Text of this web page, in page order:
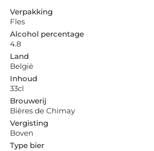
Verpakking
Fles
Alcohol percentage
4.8
Land
België
Inhoud
33cl
Brouwerij
Bières de Chimay
Vergisting
Boven
Type bier